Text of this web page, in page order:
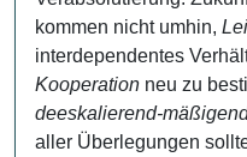
kommen nicht umhin,
interdependentes
Kooperation neu zu
deeskalierend-
aller Überlegungen